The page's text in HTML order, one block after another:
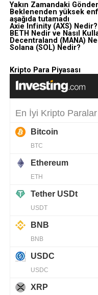
Yakın Zamandaki
Beklenenden yüksek
aşağıda tutamadı
Axie Infinity (AXS) Nedir?
BETH Nedir ve Nasıl
Decentraland (MANA)
Solana (SOL) Nedir?
Kripto Para Piyasası